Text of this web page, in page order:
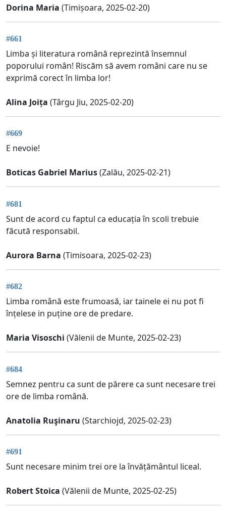
Dorina Maria (Timișoara, 2025-02-20)
#661
Limba și literatura română reprezintă însemnul
poporului român! Riscăm să avem români care nu se
exprimă corect în limba lor!
Alina Joița (Târgu Jiu, 2025-02-20)
#669
E nevoie!
Boticas Gabriel Marius(Zalău, 2025-02-21)
#681
Sunt de acord cu faptul ca educația în scoli trebuie
făcută responsabil.
Aurora Barna (Timisoara, 2025-02-23)
#682
Limba română este frumoasă, iar tainele ei nu pot fi
înțelese in puține ore de predare.
Maria Visoschi (Vălenii de Munte, 2025-02-23)
#684
Semnez pentru ca sunt de părere ca sunt necesare trei
ore de limba română.
Anatolia Ruşinaru (Starchiojd, 2025-02-23)
#691
Sunt necesare minim trei ore la învățământul liceal.
Robert Stoica (Vălenii de Munte, 2025-02-25)